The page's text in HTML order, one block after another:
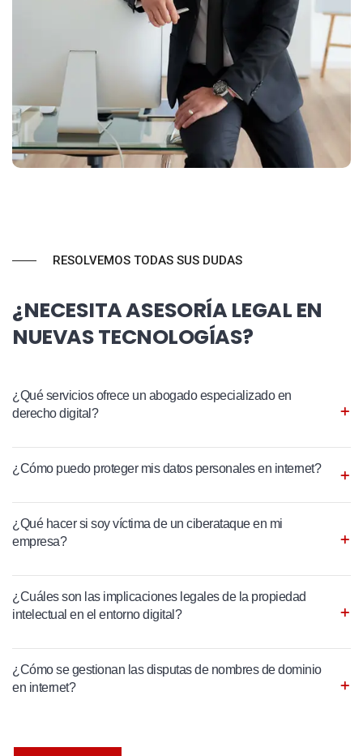
RESOLVEMOS TODAS SUS DUDAS
¿NECESITA ASESORÍA LEGAL EN
NUEVAS TECNOLOGÍAS?
¿Qué servicios ofrece un abogado especializado en
derecho digital?
¿Cómo puedo proteger mis datos personales en internet?
¿Qué hacer si soy víctima de un ciberataque en mi
empresa?
¿Cuáles son las implicaciones legales de la propiedad
intelectual en el entorno digital?
¿Cómo se gestionan las disputas de nombres de dominio
en internet?